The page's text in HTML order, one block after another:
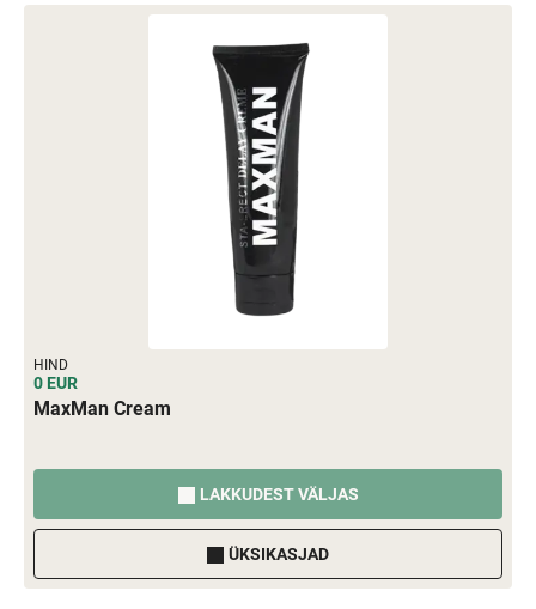
HIND
0 EUR
MaxMan Cream
LAKKUDEST VÄLJAS
ÜKSIKASJAD